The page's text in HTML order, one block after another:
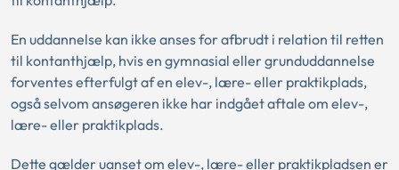
En uddannelse kan ikke anses for afbrudt i relation til retten
til kontanthjælp, hvis en gymnasial eller grunduddannelse
forventes efterfulgt af en elev-, lære- eller praktikplads,
også selvom ansøgeren ikke har indgået aftale om elev-,
lære- eller praktikplads.
Dette gælder uanset om elev-, lære- eller praktikpladsen er